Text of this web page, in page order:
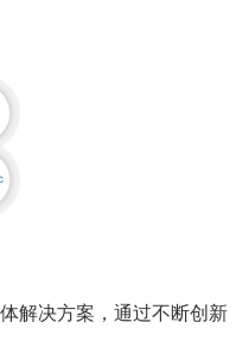
解决方案，通过不断创